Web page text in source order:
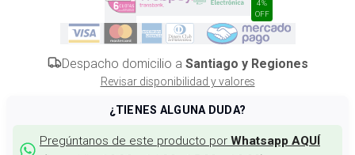
4%
OFF
Despacho domicilio a Santiago y Regiones
Revisar disponibilidad y valores
¿TIENES ALGUNA DUDA?
Pregúntanos de este producto por Whatsapp AQUÍ